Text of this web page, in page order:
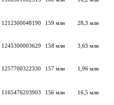
1212300048190 159 млн 28,3 млн
1245300003629 158 млн 3,63 млн
1257700322330 157 млн 1,96 млн
1165476203903 156 млн 16,5 млн